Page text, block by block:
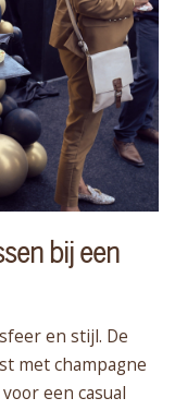
bij een
en stijl. De
met champagne
een casual